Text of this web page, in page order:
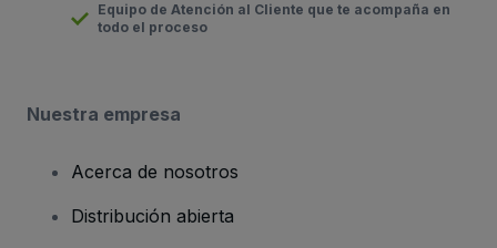
Equipo de Atención al Cliente que te acompaña en
todo el proceso
Nuestra empresa
Acerca de nosotros
Distribución abierta